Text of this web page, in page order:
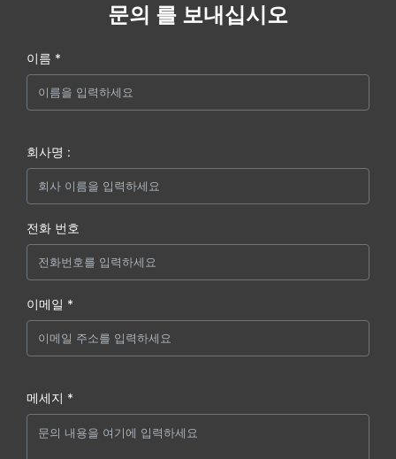
문의 를 보내십시오
이름 *
회사명 :
전화 번호
이메일 *
메세지 *